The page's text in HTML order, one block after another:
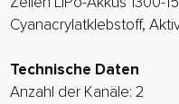
Cyanacrylatklebstoff,
Technische Daten
Anzahl der Kanäle: 2